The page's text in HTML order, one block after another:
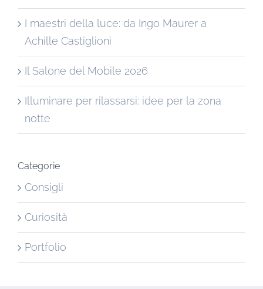
I maestri della luce: da Ingo Maurer a
Achille Castiglioni
Il Salone del Mobile 2026
Illuminare per rilassarsi: idee per la zona
notte
Categorie
Consigli
Curiosità
Portfolio